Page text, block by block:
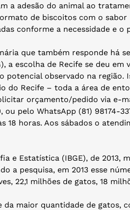
a adesão do animal ao
de biscoitos com o sabor
conforme a necessidade e o
que também responde há
a escolha de Recife se deu em
potencial observado na região.
do Recife – toda a área de
orçamento/pedido via e-
ou pelo WhatsApp (81) 98174-
18 horas. Aos sábados o
e Estatística (IBGE), de 2013,
a pesquisa, em 2013 esse
22,1 milhões de gatos, 18
da maior quantidade de gatos,